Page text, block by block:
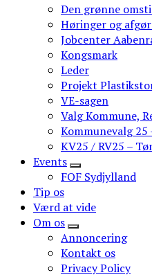
Den grønne
Høringer og
Jobcenter
Kongsmark
Leder
Projekt
VE-sagen
Valg Kommune,
Kommunevalg 25
KV25 / RV25 –
Events
FOF Sydjylland
Tip os
Værd at vide
Om os
Annoncering
Kontakt os
Privacy Policy